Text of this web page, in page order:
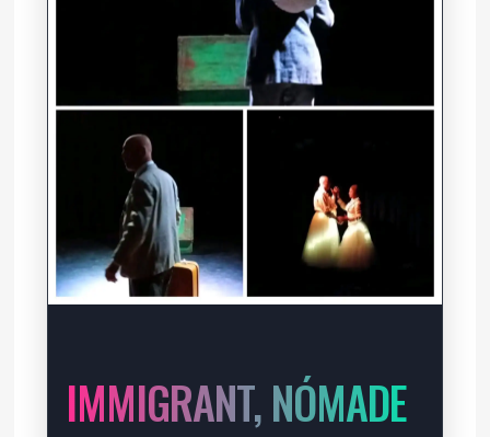
IMMIGRANT, NÓMADE